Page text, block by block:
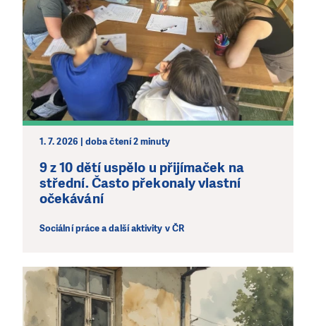
1. 7. 2026 | doba čtení 2 minuty
9 z 10 dětí uspělo u přijímaček na
střední. Často překonaly vlastní
očekávání
Sociální práce a další aktivity v ČR